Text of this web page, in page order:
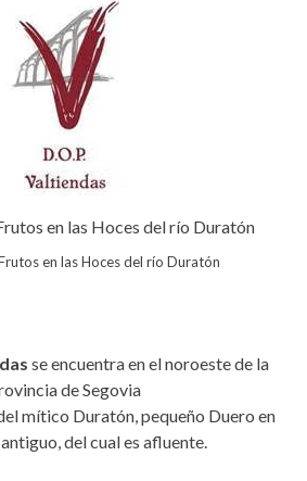
en las Hoces del río Duratón
se encuentra en el noroeste de la
de Segovia
mítico Duratón, pequeño Duero en
del cual es afluente.